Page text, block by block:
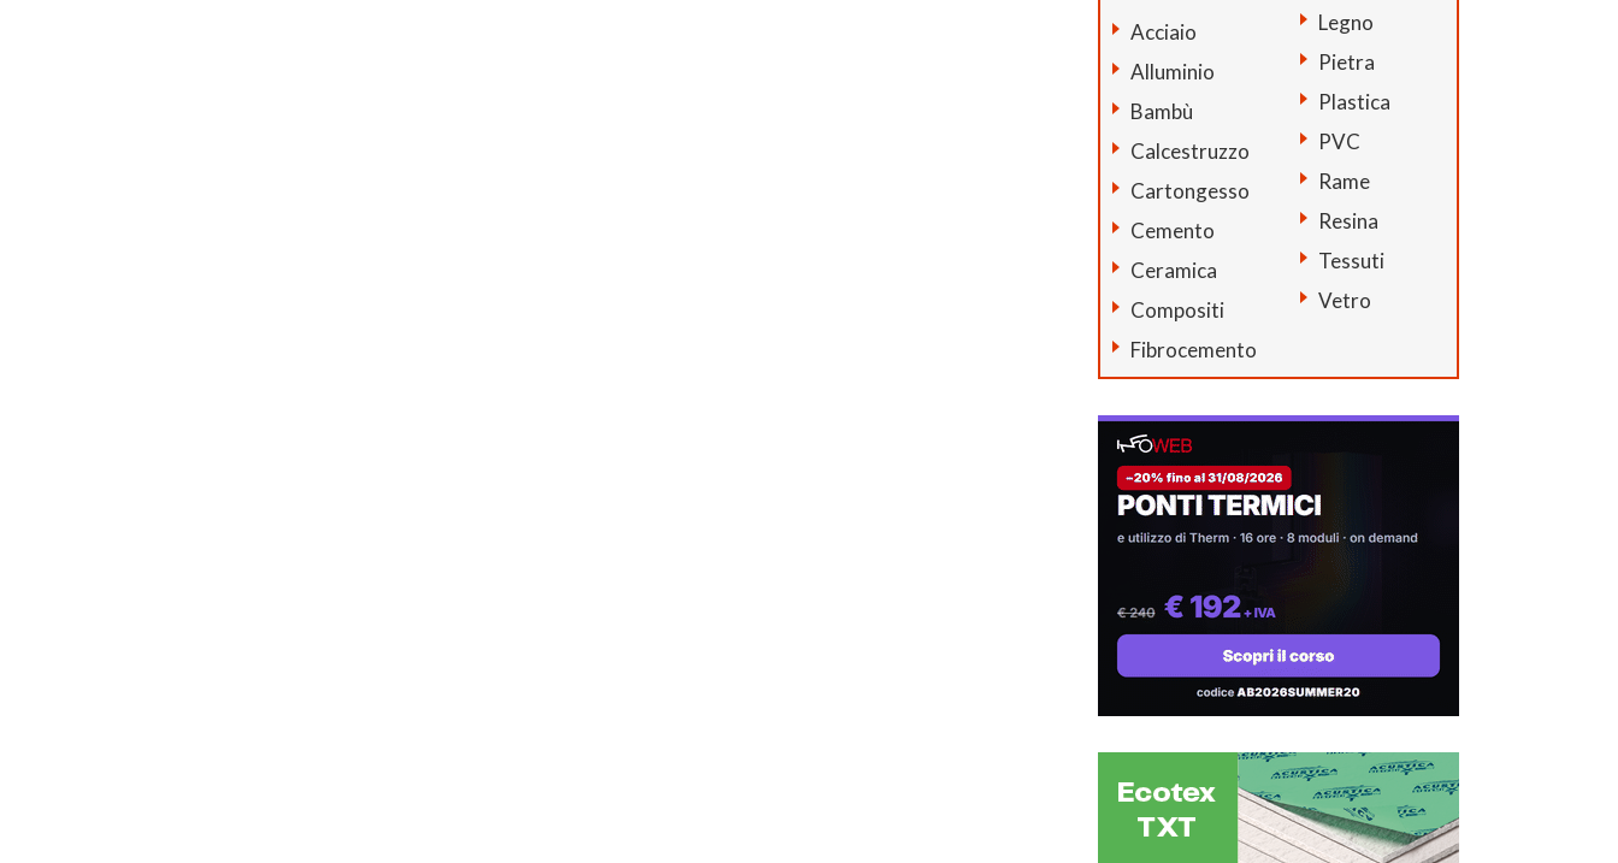
Acciaio
Alluminio
Bambù
Calcestruzzo
Cartongesso
Cemento
Ceramica
Compositi
Fibrocemento
Legno
Pietra
Plastica
PVC
Rame
Resina
Tessuti
Vetro